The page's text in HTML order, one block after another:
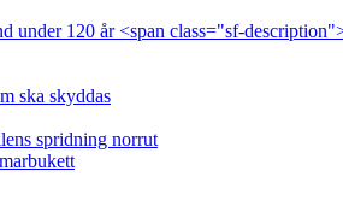
120 år <span class="sf-
ska skyddas
spridning norrut